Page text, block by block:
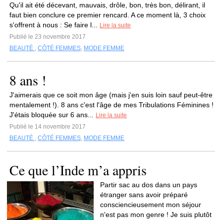
Qu'il ait été décevant, mauvais, drôle, bon, très bon, délirant, il
faut bien conclure ce premier rencard. A ce moment là, 3 choix
s'offrent à nous : Se faire l...
Lire la suite
Publié le 23 novembre 2017
BEAUTÉ , CÔTÉ FEMMES, MODE FEMME
8 ans !
J'aimerais que ce soit mon âge (mais j'en suis loin sauf peut-être
mentalement !). 8 ans c'est l'âge de mes Tribulations Féminines !
J'étais bloquée sur 6 ans...
Lire la suite
Publié le 14 novembre 2017
BEAUTÉ , CÔTÉ FEMMES, MODE FEMME
Ce que l’Inde m’a appris
Partir sac au dos dans un pays
étranger sans avoir préparé
consciencieusement mon séjour
n'est pas mon genre ! Je suis plutôt